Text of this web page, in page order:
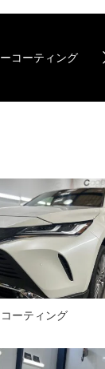
コーティング
ーティング